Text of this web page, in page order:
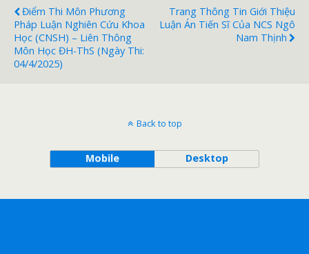
Điểm Thi Môn Phương
Pháp Luận Nghiên Cứu Khoa
Học (CNSH) – Liên Thông
Môn Học ĐH-ThS (ngày Thi:
04/4/2025)
Trang Thông Tin Giới Thiệu
Luận Án Tiến Sĩ Của NCS Ngô
Nam Thịnh
Back to top
Mobile Desktop